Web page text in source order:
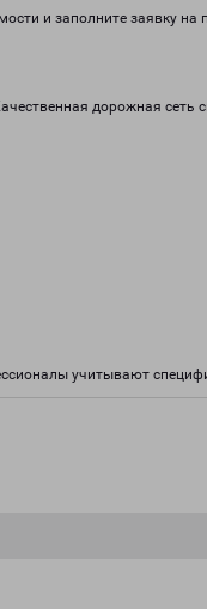
и заполните заявку на
дорожная сеть
учитывают